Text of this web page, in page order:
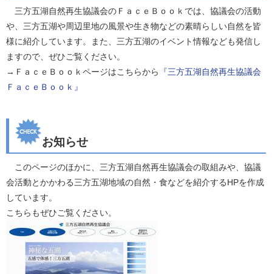
三方五湖自然再生協議会のＦａｃｅＢｏｏｋでは、協議会の活動
や、三方五湖や周辺里地の風景や生き物などの素晴らしい自然を皆
様に紹介しています。また、三方五湖のイベント情報なども発信し
ますので、ぜひご覧ください。
→ＦａｃｅＢｏｏｋページはこちらから
『三方五湖自然再生協議会
ＦａｃｅＢｏｏｋ』
お知らせ
このページのほかに、三方五湖自然再生協議会の取組みや、協議
会活動とかかわる三方五湖地域の自然・食などを紹介するHPを作成
しています。
こちらもぜひご覧ください。